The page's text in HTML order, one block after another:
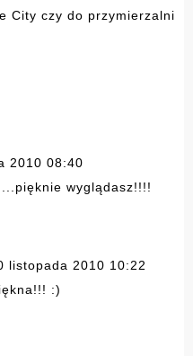
City czy do przymierzalni
2010 08:40
wyglądasz!!!!
listopada 2010 10:22
:)